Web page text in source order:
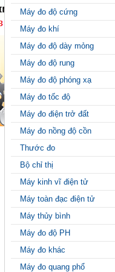
Máy đo độ cứng
Máy đo khí
Máy đo độ dày mỏng
Máy đo độ rung
Máy đo độ phóng xạ
Máy đo tốc độ
Máy đo điện trở đất
Máy đo nồng độ cồn
Thước đo
Bộ chỉ thị
Máy kinh vĩ điện tử
Máy toàn đạc điện tử
Máy thủy bình
Máy đo độ PH
Máy đo khác
Máy đo quang phổ